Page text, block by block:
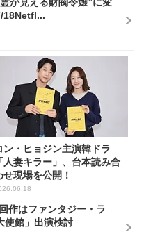
18Netfl...
ン・ヒョジン主演韓ドラ
「人妻キラー」、台本読み合
せ現場を公開！
作はファンタジー・ラ
使館」出演検討